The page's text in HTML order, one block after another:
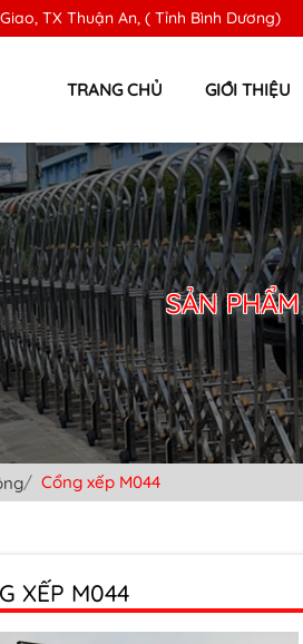
TX Thuận An, ( Tỉnh Bình Dương)
TRANG CHỦ GIỚI THIỆU
SẢN PHẨM
Cổng xếp M044
XẾP M044